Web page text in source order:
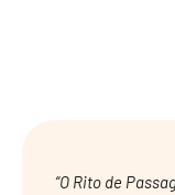
“O Rito de